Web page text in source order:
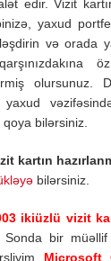
edir. Vizit
yaxud
və orada
olursunuz.
yaxud
qoya bilərsiniz.
kartın
bilərsiniz.
ikiüzlü vizit
Sonda bir
Microsoft